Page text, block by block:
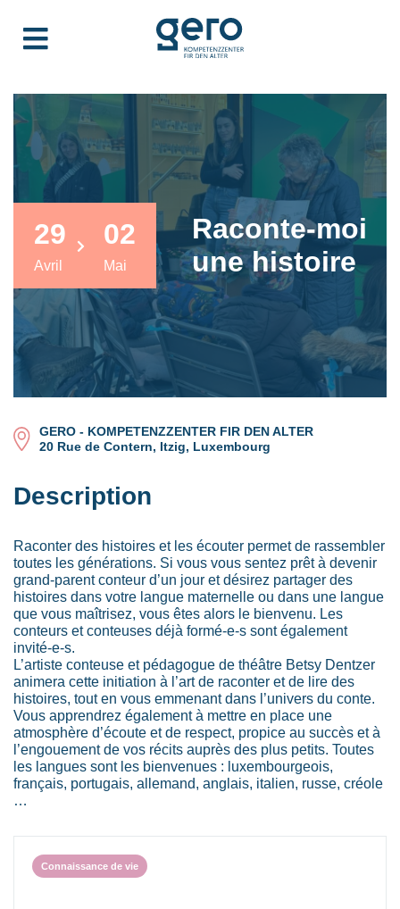
29
Avril
02
Mai
Raconte-moi
une histoire
GERO - KOMPETENZZENTER FIR DEN ALTER
20 Rue de Contern, Itzig, Luxembourg
Description
Raconter des histoires et les écouter permet de rassembler
toutes les générations. Si vous vous sentez prêt à devenir
grand-parent conteur d’un jour et désirez partager des
histoires dans votre langue maternelle ou dans une langue
que vous maîtrisez, vous êtes alors le bienvenu. Les
conteurs et conteuses déjà formé-e-s sont également
invité-e-s.
L’artiste conteuse et pédagogue de théâtre Betsy Dentzer
animera cette initiation à l’art de raconter et de lire des
histoires, tout en vous emmenant dans l’univers du conte.
Vous apprendrez également à mettre en place une
atmosphère d’écoute et de respect, propice au succès et à
l’engouement de vos récits auprès des plus petits. Toutes
les langues sont les bienvenues : luxembourgeois,
français, portugais, allemand, anglais, italien, russe, créole
…
Connaissance de vie